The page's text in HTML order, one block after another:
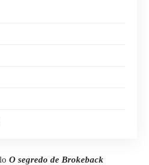
O segredo de Brokeback